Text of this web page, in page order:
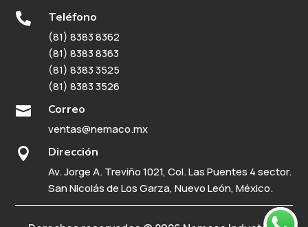
 Teléfono
(81) 8383 8362
(81) 8383 8363
(81) 8383 3525
(81) 8383 3526
 Correo
ventas@nemaco.mx
 Dirección
Av. Jorge A. Treviño 1021, Col. Las Puentes 4 sector.
San Nicolás de Los Garza, Nuevo León, México.